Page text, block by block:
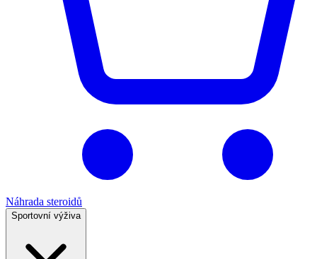
Náhrada steroidů
Sportovní výživa